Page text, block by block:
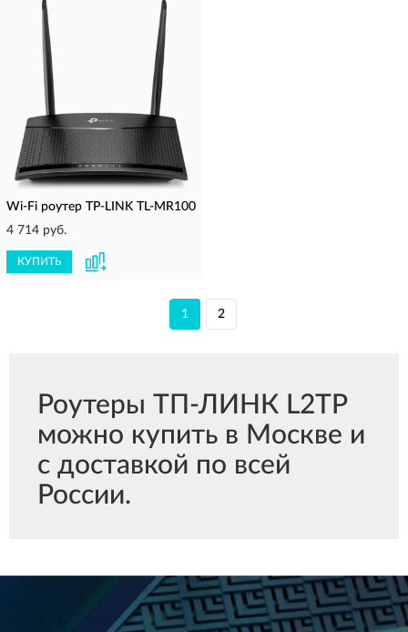
Wi-Fi роутер TP-LINK TL-MR100
4 714 руб.
КУПИТЬ
1 2
Роутеры ТП-ЛИНК L2TP
можно купить в Москве и
с доставкой по всей
России.